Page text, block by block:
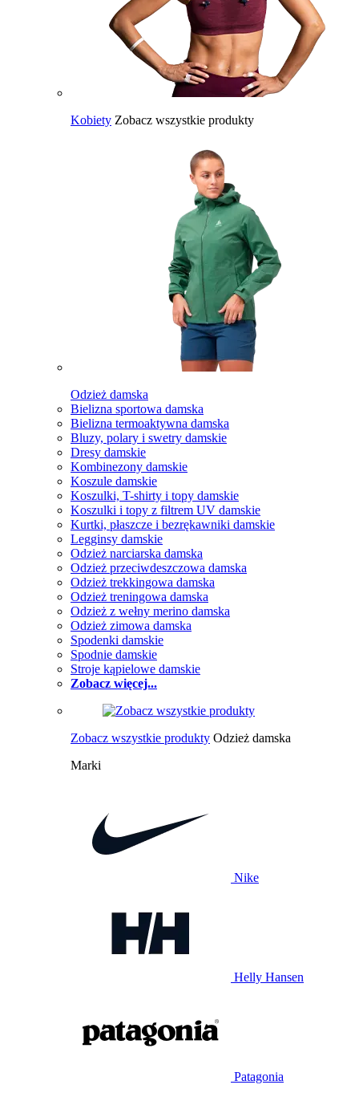
Kobiety Zobacz wszystkie produkty
Odzież damska
Bielizna sportowa damska
Bielizna termoaktywna damska
Bluzy, polary i swetry damskie
Dresy damskie
Kombinezony damskie
Koszule damskie
Koszulki, T-shirty i topy damskie
Koszulki i topy z filtrem UV damskie
Kurtki, płaszcze i bezrękawniki damskie
Legginsy damskie
Odzież narciarska damska
Odzież przeciwdeszczowa damska
Odzież trekkingowa damska
Odzież treningowa damska
Odzież z wełny merino damska
Odzież zimowa damska
Spodenki damskie
Spodnie damskie
Stroje kąpielowe damskie
Zobacz więcej...
Zobacz wszystkie produkty Odzież damska
Marki
Nike
Helly Hansen
Patagonia